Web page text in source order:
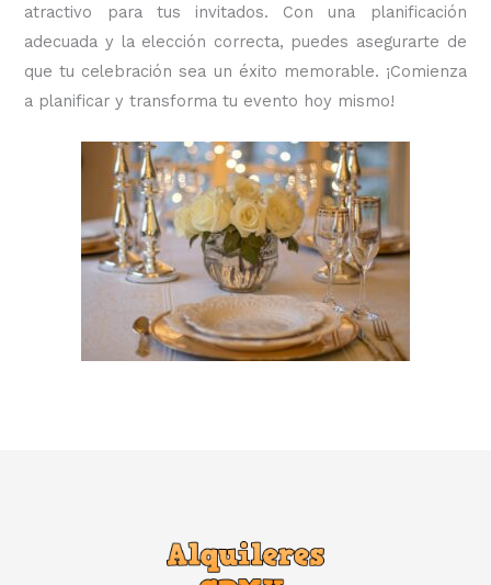
atractivo para tus invitados. Con una planificación
adecuada y la elección correcta, puedes asegurarte de
que tu celebración sea un éxito memorable. ¡Comienza
a planificar y transforma tu evento hoy mismo!